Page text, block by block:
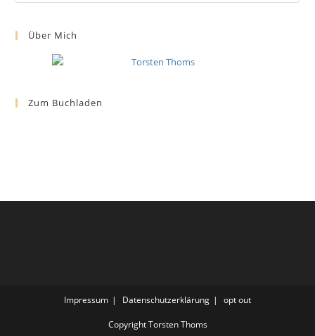
Über Mich
Zum Buchladen
Impressum Datenschutzerklärung opt out
Copyright Torsten Thoms